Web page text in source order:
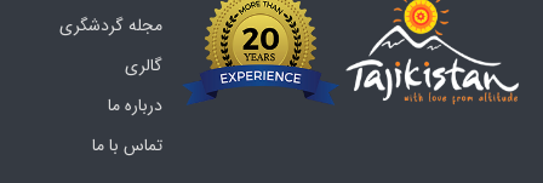
مجله گردشگری
گالری
درباره ما
تماس با ما